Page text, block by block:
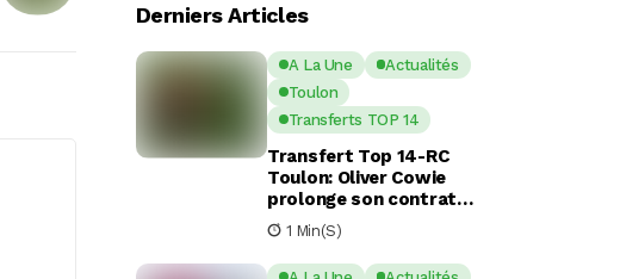
Derniers Articles
A La Une
Actualités
Toulon
Transferts TOP 14
Transfert Top 14-RC
Toulon: Oliver Cowie
prolonge son contrat
avec le RCT jusqu’en 2029
1 Min(s)